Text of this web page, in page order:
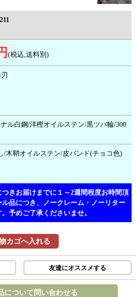
(税込,送料別)
ル白鋼/洋樫オイルステン/黒ツバ輪/300
/木鞘オイルステン/皮バンド(チョコ色)
きお届けまでに１～2週間程度お時間頂
ル品につき、ノークレーム・ノーリター
予めご了承くださいませ。
カゴへ入れる
友達にオススメする
について問い合わせる